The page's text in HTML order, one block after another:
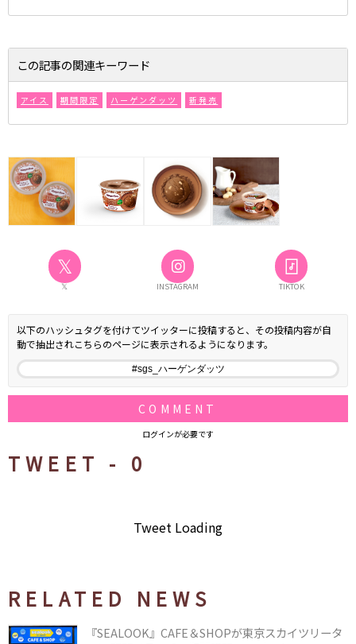
この記事の関連キーワード
アイス 期間限定 ハーゲンダッツ 新発売
𝕏
𝕏 INSTAGRAM TIKTOK
以下のハッシュタグを付けてツイッターに投稿すると、その投稿内容が自
動で抽出されこちらのページに表示されるようになります。
COMMENT
ログインが必要です
TWEET - 0
Tweet Loading
RELATED NEWS
『SEALOOK』CAFE＆SHOPが東京スカイツリータ